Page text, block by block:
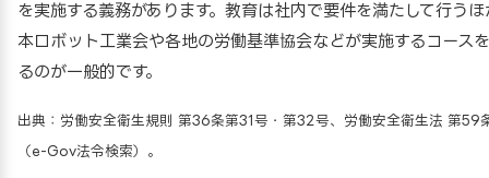
を実施する義務があります。教育は社内で要件を満たして行う
本ロボット工業会や各地の労働基準協会などが実施するコース
るのが一般的です。
出典：労働安全衛生規則 第36条第31号・第32号、労働安全衛生法 第59
（e-Gov法令検索）。